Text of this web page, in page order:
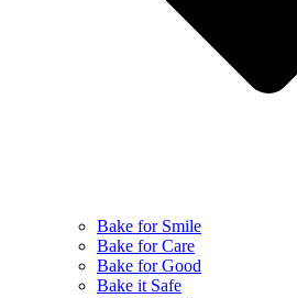
Bake for Smile
Bake for Care
Bake for Good
Bake it Safe